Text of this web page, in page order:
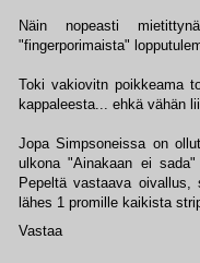
Näin nopeasti
"fingerporimaista"
Toki vakiovitn poikkeama
kappaleesta... ehkä vähän
Jopa Simpsoneissa on
ulkona "Ainakaan ei
Pepeltä vastaava
lähes 1 promille kaikista
Vastaa